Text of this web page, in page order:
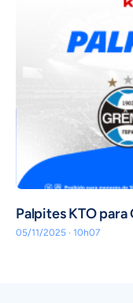
Palpites KTO
05/11/2025 · 10h07